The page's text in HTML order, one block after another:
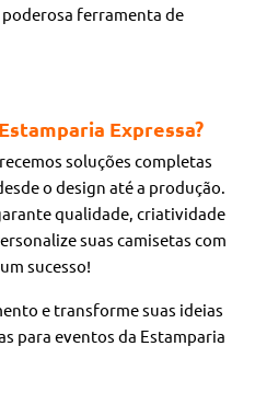
ferramenta de
Expressa?
soluções completas
o design até a produção.
qualidade, criatividade
suas camisetas com
sucesso!
e transforme suas ideias
para eventos da Estamparia